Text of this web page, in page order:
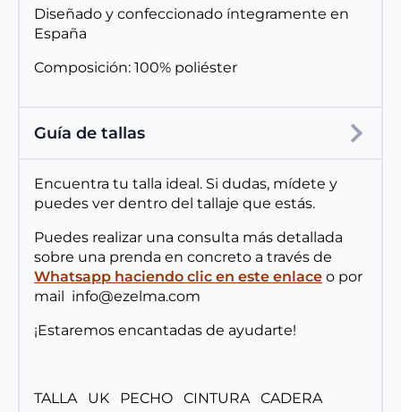
Diseñado y confeccionado íntegramente en
España
Composición: 100% poliéster
Guía de tallas
Encuentra tu talla ideal. Si dudas, mídete y
puedes ver dentro del tallaje que estás.
Puedes realizar una consulta más detallada
sobre una prenda en concreto a través de
Whatsapp haciendo clic en este enlace o por
mail info@ezelma.com
¡Estaremos encantadas de ayudarte!
TALLA UK PECHO CINTURA CADERA